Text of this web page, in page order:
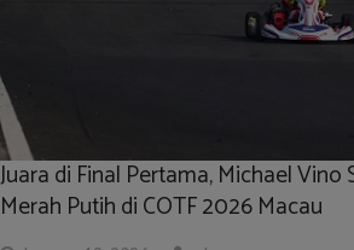
Juara di Final Pertama, Michael Vino
Merah Putih di COTF 2026 Macau